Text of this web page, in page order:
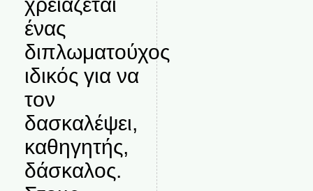
ένας
διπλωματούχος
ιδικός για να
τον
δασκαλέψει,
καθηγητής,
δάσκαλος.